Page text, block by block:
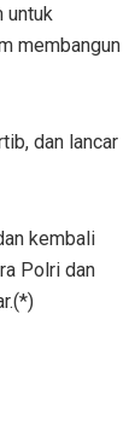
untuk
membangun
dan lancar
kembali
Polri dan